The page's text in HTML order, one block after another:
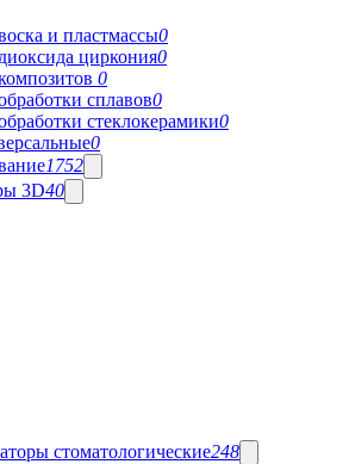
и пластмассы0
циркония0
0
сплавов0
стеклокерамики0
0
1752
3D40
стоматологические248